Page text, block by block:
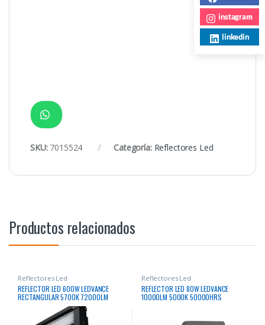
SKU: 7015524 Categoría: Reflectores Led
Productos relacionados
Reflectores Led
REFLECTOR LED 600W LEDVANCE
RECTANGULAR 5700K 72000LM
Reflectores Led
REFLECTOR LED 80W LEDVANCE
10000LM 5000K 50000HRS
instagram
linkedin